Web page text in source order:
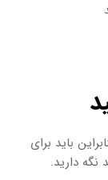
باید برای
نگه دارید.​​​​​​​